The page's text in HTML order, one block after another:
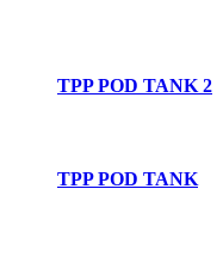
TPP POD TANK 2
TPP POD TANK